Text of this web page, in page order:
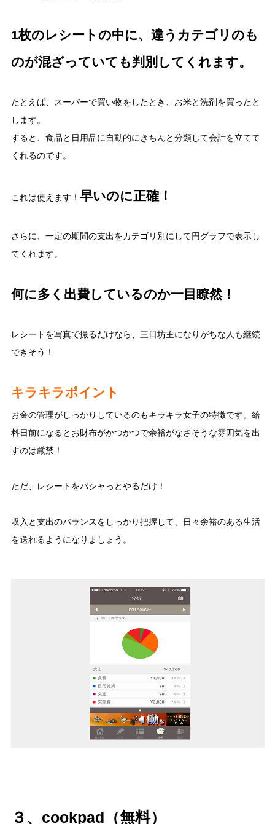
1枚のレシートの中に、違うカテゴリのも
のが混ざっていても判別してくれます。
たとえば、スーパーで買い物をしたとき、お米と洗剤を買ったと
します。
すると、食品と日用品に自動的にきちんと分類して会計を立てて
くれるのです。
これは使えます！ 早いのに正確！
さらに、一定の期間の支出をカテゴリ別にして円グラフで表示し
てくれます。
何に多く出費しているのか一目瞭然！
レシートを写真で撮るだけなら、三日坊主になりがちな人も継続
できそう！
キラキラポイント
お金の管理がしっかりしているのもキラキラ女子の特徴です。給
料日前になるとお財布がかつかつで余裕がなさそうな雰囲気を出
すのは厳禁！
ただ、レシートをパシャっとやるだけ！
収入と支出のバランスをしっかり把握して、日々余裕のある生活
を送れるようになりましょう。
３、cookpad（無料）